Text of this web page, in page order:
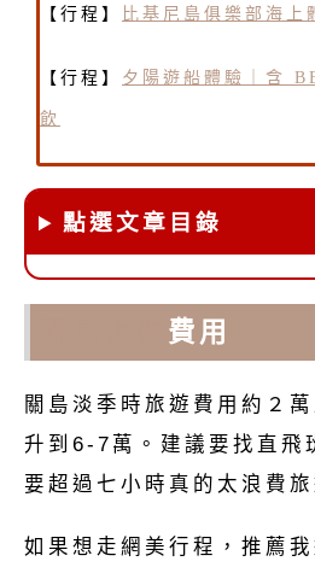
【行程】 比基尼島俱樂部海
【行程】 夕陽遊船體驗｜含
飲
點選文章目錄
費用
關島淡季時旅遊費用約２
升到6-7萬。建議要找直飛
要超過七小時真的太浪費旅
如果想走網美行程，推薦